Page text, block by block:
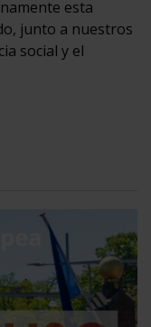
esta
junto a nuestros
social y el